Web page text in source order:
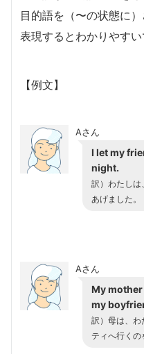
目的語を（〜の状態に
表現するとわかりやすい
【例文】
Aさん
I let my
night.
訳）わたしは
あげました。
Aさん
My
my
訳）母は、わ
ティへ行くの